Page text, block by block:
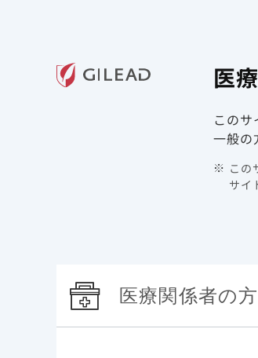
領域情報 製
診療サポート資材 | CAR T細胞療
製品関連 診療サ
医
このサ
一般の
この
サイ
医療関係者の方